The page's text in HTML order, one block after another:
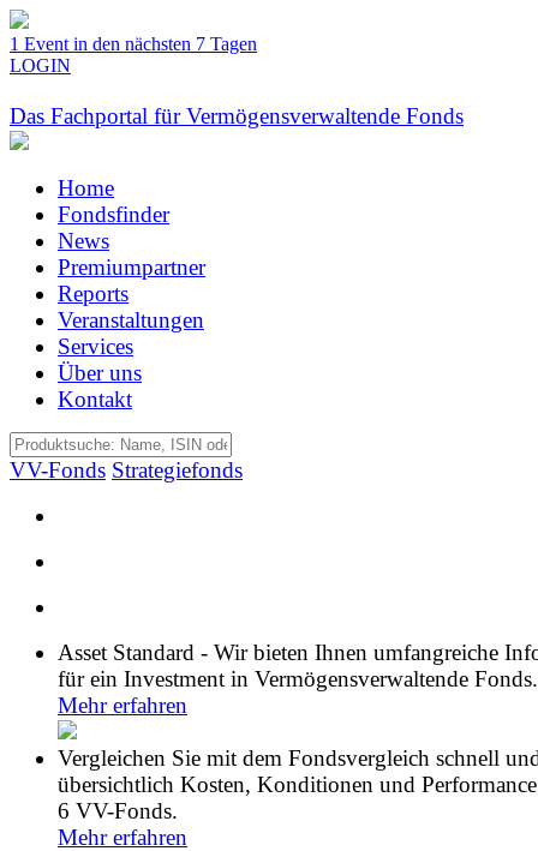
1 Event in den nächsten 7 Tagen
LOGIN
Das Fachportal für Vermögensverwaltende Fonds
Home
Fondsfinder
News
Premiumpartner
Reports
Veranstaltungen
Services
Über uns
Kontakt
VV-Fonds Strategiefonds
Asset Standard - Wir bieten Ihnen umfangreiche
für ein Investment in Vermögensverwaltende Fonds.
Mehr erfahren
Vergleichen Sie mit dem Fondsvergleich schnell
übersichtlich Kosten, Konditionen und
6 VV-Fonds.
Mehr erfahren